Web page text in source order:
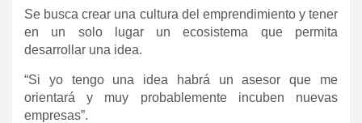
Se busca crear una cultura del emprendimiento y tener
en un solo lugar un ecosistema que permita
desarrollar una idea.
“Si yo tengo una idea habrá un asesor que me
orientará y muy probablemente incuben nuevas
empresas”.